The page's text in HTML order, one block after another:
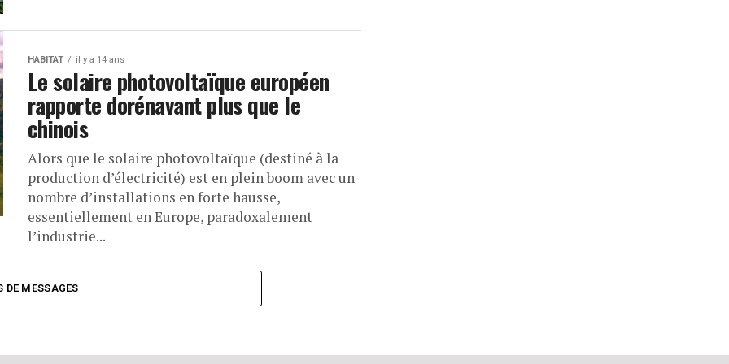
HABITAT il y a 14 ans
Le solaire photovoltaïque européen
rapporte dorénavant plus que le
chinois
Alors que le solaire photovoltaïque (destiné à la
production d’électricité) est en plein boom avec un
nombre d’installations en forte hausse,
essentiellement en Europe, paradoxalement
l’industrie...
DE MESSAGES